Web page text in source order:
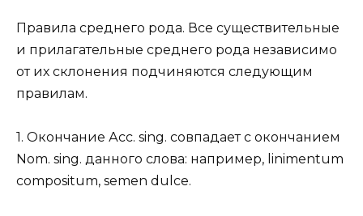
Правила среднего рода. Все существительные
и прилагательные среднего рода независимо
от их склонения подчиняются следующим
правилам.
1. Окончание Асс. sing. совпадает с окончанием
Nom. sing. данного слова: например, linimentum
compositum, semen dulce.